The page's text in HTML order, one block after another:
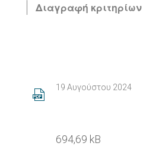
Διαγραφή κριτηρίων
19 Αυγούστου 2024
694,69 kB